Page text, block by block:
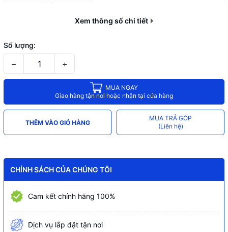
Độ phân giải hỗ trợ
Xem thông số chi tiết
Số lượng:
− +
MUA NGAY
Giao hàng tận nơi hoặc nhận tại cửa hàng
THÊM VÀO GIỎ HÀNG
MUA TRẢ GÓP
(Liên hệ)
CHÍNH SÁCH CỦA CHÚNG TÔI
Cam kết chính hãng 100%
Dịch vụ lắp đặt tận nơi